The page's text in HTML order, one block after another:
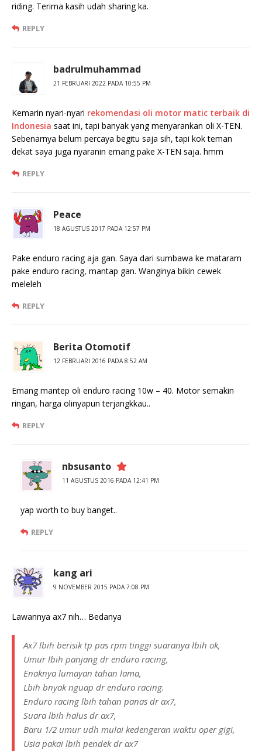
riding. Terima kasih udah sharing ka.
REPLY
badrulmuhammad
21 FEBRUARI 2022 PADA 10:55 PM
Kemarin nyari-nyari rekomendasi oli motor matic terbaik di
Indonesia saat ini, tapi banyak yang menyarankan oli X-TEN.
Sebenarnya belum percaya begitu saja sih, tapi kok teman
dekat saya juga nyaranin emang pake X-TEN saja. hmm
REPLY
Peace
18 AGUSTUS 2017 PADA 12:57 PM
Pake enduro racing aja gan. Saya dari sumbawa ke mataram
pake enduro racing, mantap gan. Wanginya bikin cewek
meleleh
REPLY
Berita Otomotif
12 FEBRUARI 2016 PADA 8:52 AM
Emang mantep oli enduro racing 10w – 40. Motor semakin
ringan, harga olinyapun terjangkkau..
REPLY
nbsusanto
11 AGUSTUS 2016 PADA 12:41 PM
yap worth to buy banget..
REPLY
kang ari
9 NOVEMBER 2015 PADA 7:08 PM
Lawannya ax7 nih… Bedanya
Ax7 lbih berisik tp pas rpm tinggi suaranya lbih ok,
Umur lbih panjang dr enduro racing,
Enaknya lumayan tahan lama,
Lbih bnyak nguap dr enduro racing.
Enduro racing lbih tahan panas dr ax7,
Suara lbih halus dr ax7,
Baru 1/2 umur udh mulai kedengeran waktu oper gigi,
Usia pakai lbih pendek dr ax7